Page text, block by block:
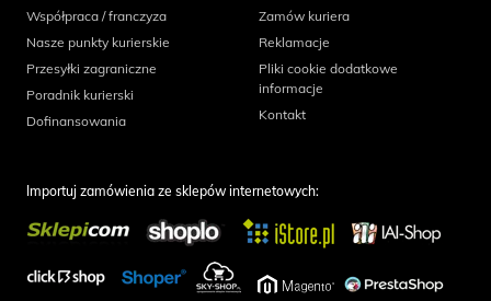
Współpraca / franczyza
Nasze punkty kurierskie
Przesyłki zagraniczne
Poradnik kurierski
Dofinansowania
Zamów kuriera
Reklamacje
Pliki cookie dodatkowe
informacje
Kontakt
Importuj zamówienia ze sklepów internetowych: